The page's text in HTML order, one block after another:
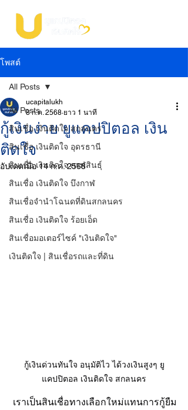
โพสต์
All Posts
สินเชื่อ เงินติดใจ สกลนคร
สินเชื่อ เงินติดใจ อุดรธานี
สินเชื่อ เงินติดใจ กาฬสินธุ์
สินเชื่อ เงินติดใจ บึงกาฬ
สินเชื่อจำนำโฉนดที่ดินสกลนคร
สินเชื่อ เงินติดใจ ร้อยเอ็ด
สินเชื่อมอเตอร์ไซค์ "เงินติดใจ"
เงินติดใจ | สินเชื่อรถและที่ดิน
All Posts
กู้เงินง่าย ยูแคปปิตอล เงิน
ติดใจ
ucapitalukh
8 ก.ค. 2568 ยาว 1 นาที
อัปเดตเมื่อ14 ก.ค. 2568
กู้เงินด่วนทันใจ อนุมัติไว ได้วงเงินสูงๆ ยู
แคปปิตอล เงินติดใจ สกลนคร
เราเป็นสินเชื่อทางเลือกใหม่แทนการกู้ยืม